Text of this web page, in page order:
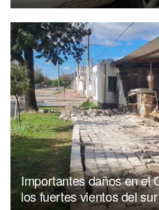
Importantes daños en el
los fuertes vientos del sur